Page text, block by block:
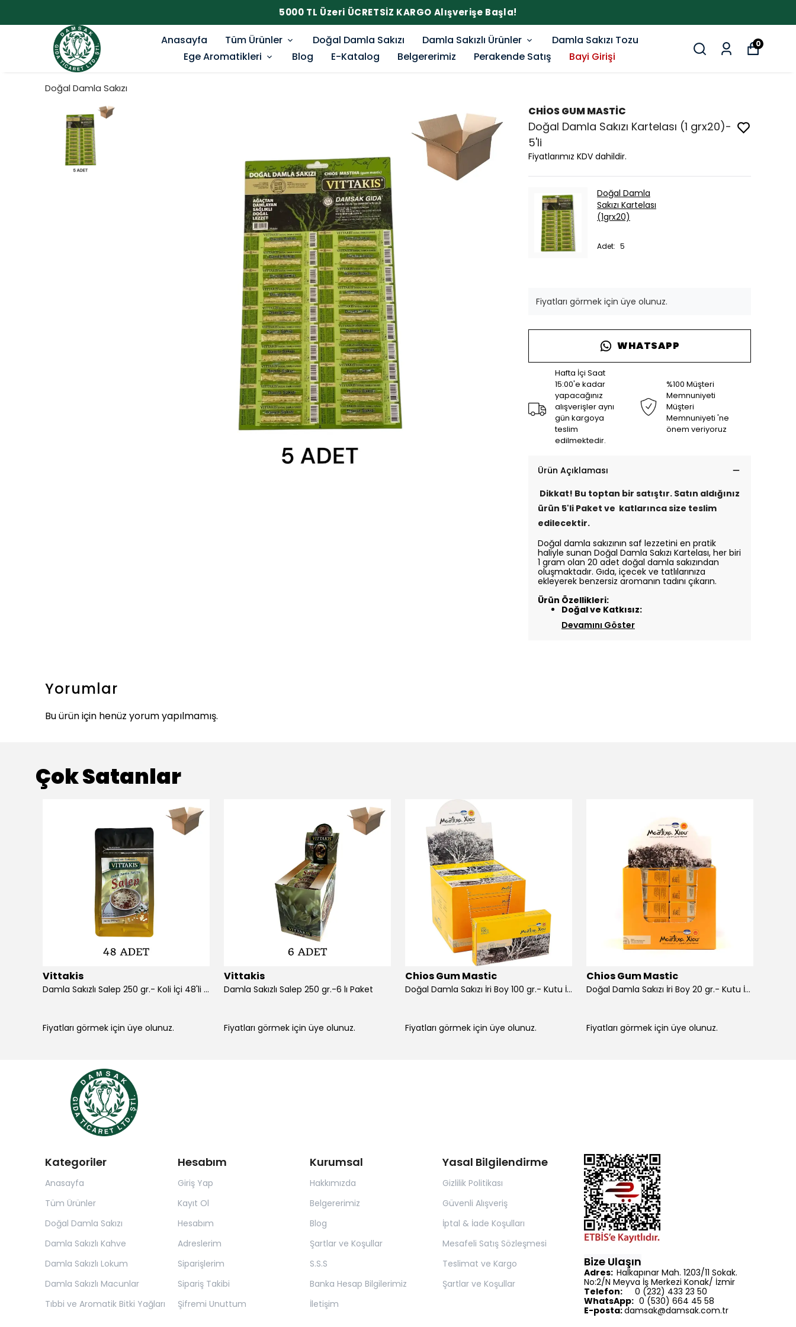
5000 TL Üzeri ÜCRETSİZ KARGO Alışverişe Başla!
Anasayfa Tüm Ürünler Doğal Damla Sakızı Damla Sakızlı Ürünler
Damla Sakızı Tozu
Ege Aromatikleri
Blog E-Katalog Belgererimiz Perakende Satış Bayi Girişi
0
Doğal Damla Sakızı
CHİOS GUM MASTİC
Doğal Damla Sakızı Kartelası (1 grx20)-
5'li
Fiyatlarımız KDV dahildir.
Doğal Damla
Sakızı Kartelası
(1grx20)
Adet: 5
Fiyatları görmek için üye olunuz.
WHATSAPP
Hafta İçi Saat
15:00'e kadar
yapacağınız
alışverişler aynı
gün kargoya
teslim
edilmektedir.
%100 Müşteri
Memnuniyeti
Müşteri
Memnuniyeti 'ne
önem veriyoruz
Ürün Açıklaması
Dikkat! Bu toptan bir satıştır. Satın aldığınız
ürün 5'li Paket ve katlarınca size teslim
edilecektir.
Doğal damla sakızının saf lezzetini en pratik
haliyle sunan Doğal Damla Sakızı Kartelası, her biri
1 gram olan 20 adet doğal damla sakızından
oluşmaktadır. Gıda, içecek ve tatlılarınıza
ekleyerek benzersiz aromanın tadını çıkarın.
Ürün Özellikleri:
Doğal ve Katkısız:
Devamını Göster
Yorumlar
Bu ürün için henüz yorum yapılmamış.
Çok Satanlar
Vittakis
Damla Sakızlı Salep 250 gr.- Koli İçi 48'li (250 gr x 6 Ad x 8 )
Fiyatları görmek için üye olunuz.
Vittakis
Damla Sakızlı Salep 250 gr.-6 lı Paket
Fiyatları görmek için üye olunuz.
Chios Gum Mastic
Doğal Damla Sakızı İri Boy 100 gr.- Kutu İçi 10'lu
Fiyatları görmek için üye olunuz.
Chios Gum Mastic
Doğal Damla Sakızı İri Boy 20 gr.- Kutu İçi 20'li
Fiyatları görmek için üye olunuz.
Kategoriler
Anasayfa
Tüm Ürünler
Doğal Damla Sakızı
Damla Sakızlı Kahve
Damla Sakızlı Lokum
Damla Sakızlı Macunlar
Tıbbi ve Aromatik Bitki Yağları
Hesabım
Giriş Yap
Kayıt Ol
Hesabım
Adreslerim
Siparişlerim
Sipariş Takibi
Şifremi Unuttum
Kurumsal
Hakkımızda
Belgererimiz
Blog
Şartlar ve Koşullar
S.S.S
Banka Hesap Bilgilerimiz
İletişim
Yasal Bilgilendirme
Gizlilik Politikası
Güvenli Alışveriş
İptal & İade Koşulları
Mesafeli Satış Sözleşmesi
Teslimat ve Kargo
Şartlar ve Koşullar
Bize Ulaşın
Adres: Halkapınar Mah. 1203/11 Sokak.
No:2/N Meyva İş Merkezi Konak/ İzmir
Telefon: 0 (232) 433 23 50
WhatsApp: 0 (530) 664 45 58
E-posta:damsak@damsak.com.tr